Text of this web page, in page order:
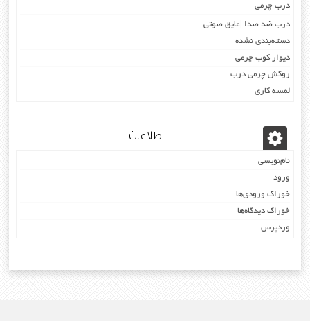
درب چرمی
درب ضد صدا |عایق صوتی
دسته‌بندی نشده
دیوار کوب چرمی
روکش چرمی درب
لمسه کاری
اطلاعات
نام‌نویسی
ورود
خوراک ورودی‌ها
خوراک دیدگاه‌ها
وردپرس